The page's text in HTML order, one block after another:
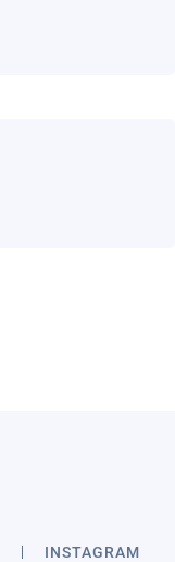
INSTAGRAM